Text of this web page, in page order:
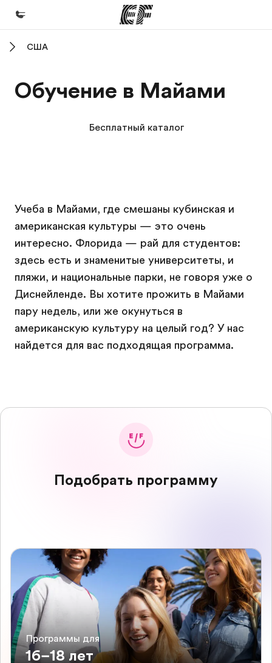
Программы
Кто мы
Карьера
США
Обучение в Майами
Бесплатный каталог
Учеба в Майами, где смешаны кубинская и
американская культуры — это очень
интересно. Флорида — рай для студентов:
здесь есть и знаменитые университеты, и
пляжи, и национальные парки, не говоря уже о
Диснейленде. Вы хотите прожить в Майами
пару недель, или же окунуться в
американскую культуру на целый год? У нас
найдется для вас подходящая программа.
Подобрать программу
Программы для
16–18 лет